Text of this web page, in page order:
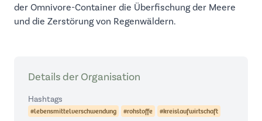
der Omnivore-Container die Überfischung der Meere
und die Zerstörung von Regenwäldern.
Details der Organisation
Hashtags
#lebensmittelverschwendung #rohstoffe #kreislaufwirtschaft